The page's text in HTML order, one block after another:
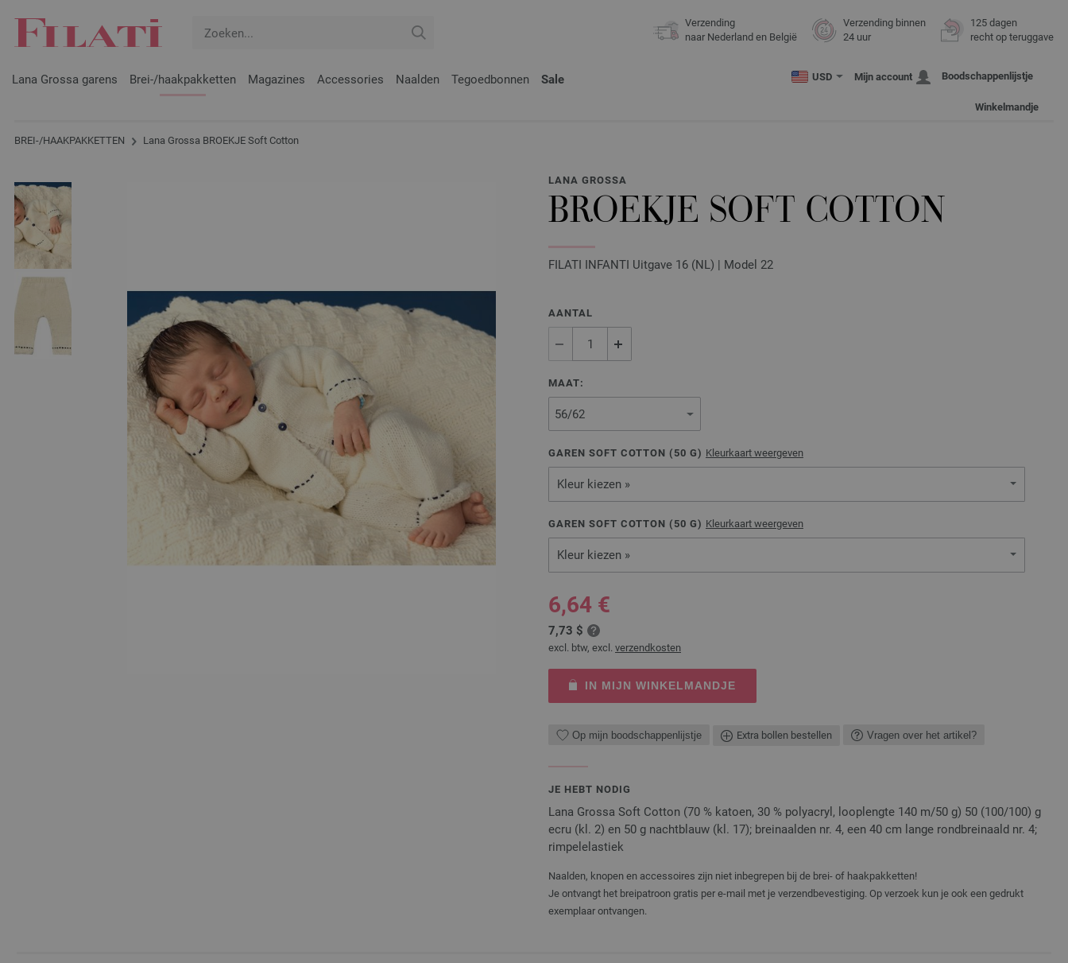
Verzending
naar Nederland en België
Verzending binnen
24 uur
125 dagen
recht op teruggave
Lana Grossa garens Brei-/haakpakketten Magazines Accessories Naalden Tegoedbonnen Sale USD Mijn account Boodschappenlijstje
Winkelmandje
BREI-/HAAKPAKKETTEN Lana Grossa BROEKJE Soft Cotton
LANA GROSSA
BROEKJE SOFT COTTON
FILATI INFANTI Uitgave 16 (NL) | Model 22
AANTAL
MAAT:
GAREN SOFT COTTON ( 50 G) Kleurkaart weergeven
Kleur kiezen »
GAREN SOFT COTTON ( 50 G) Kleurkaart weergeven
Kleur kiezen »
6,64 €
7,73 $
excl. btw, excl. verzendkosten
IN MIJN WINKELMANDJE
Op mijn boodschappenlijstje Extra bollen bestellen Vragen over het artikel?
JE HEBT NODIG
Lana Grossa Soft Cotton (70 % katoen, 30 % polyacryl, looplengte 140 m/50 g) 50 (100/100) g
ecru (kl. 2) en 50 g nachtblauw (kl. 17); breinaalden nr. 4, een 40 cm lange rondbreinaald nr. 4;
rimpelelastiek
Naalden, knopen en accessoires zijn niet inbegrepen bij de brei- of haakpakketten!
Je ontvangt het breipatroon gratis per e-mail met je verzendbevestiging. Op verzoek kun je ook een gedrukt
exemplaar ontvangen.